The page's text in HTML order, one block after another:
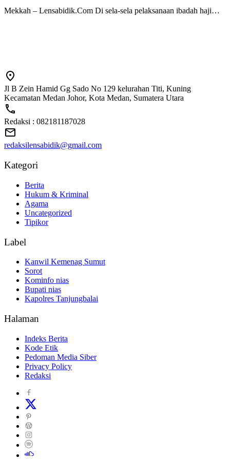
Mekkah – Lensabidik.Com Di sela-sela pelaksanaan ibadah haji…
Jl B Zein Hamid Gg Sado No 129 kelurahan Titi, Kuning
Kecamatan Medan Johor, Kota Medan, Sumatera Utara
Redaksi : 082181187028
redaksilensabidik@gmail.com
Kategori
Berita
Hukum & Kriminal
Agama
Uncategorized
Tipikor
Label
Kanwil Kemenag Sumut
Sorot
Kominfo nias
Bupati nias
Kapolres Tanjungbalai
Halaman
Indeks Berita
Kode Etik
Pedoman Media Siber
Privacy Policy
Redaksi